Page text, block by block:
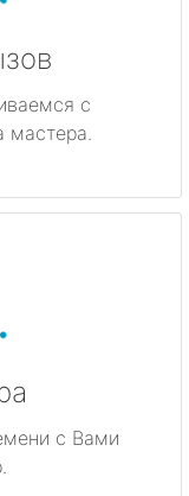
с
мастера.
с Вами